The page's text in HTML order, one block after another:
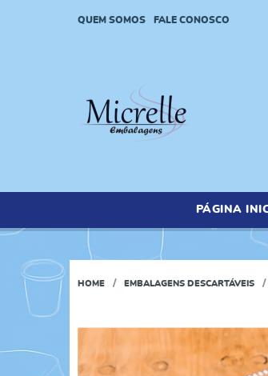
QUEM SOMOS FALE CONOSCO
PÁGINA
HOME EMBALAGENS DESCARTÁVEIS